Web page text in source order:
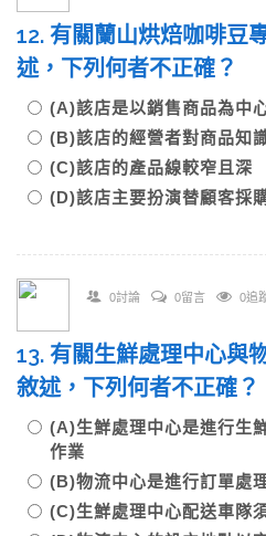
12. 有關蘭山烘焙咖啡豆
述，下列何者不正確？
(A)該店是以銷售商品為中
(B)該店的經營者對商品知
(C)該店的產品線較窄且深
(D)該店主要扮演替顧客採
0討論 0留言 0追
13. 有關生鮮處理中心與
敘述，下列何者不正確
(A)生鮮處理中心是進行生
作業
(B)物流中心是進行訂單處
(C)生鮮處理中心配送車隊